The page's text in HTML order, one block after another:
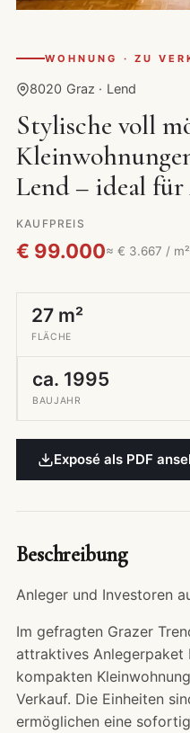
WOHNUNG · ZU
8020 Graz · Lend
Stylische voll
Lend – ideal
KAUFPREIS
€ 99.000≈ € 3.667 /
27 m²
FLÄCHE
ca. 1995
BAUJAHR
Exposé als PDF
Beschreibung
Anleger und Investoren
Im gefragten Grazer
attraktives Anlegerpaket
kompakten
Verkauf. Die Einheiten
ermöglichen eine